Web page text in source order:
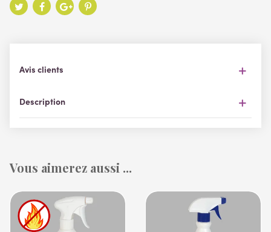
Description
Avis clients
Vous aimerez aussi ...